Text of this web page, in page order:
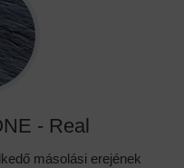
- Real
másolási erejének